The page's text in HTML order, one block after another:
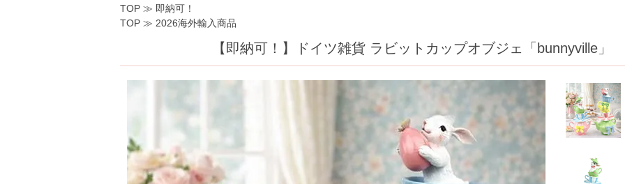
TOP ≫ 即納可！
TOP ≫ 2026海外輸入商品
【即納可！】ドイツ雑貨 ラビットカップオブジェ「bunnyville」